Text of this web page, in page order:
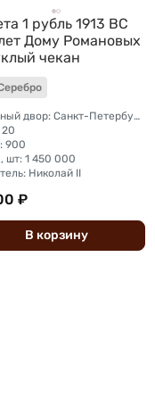
1 рубль 1913 ВС
Дому Романовых
чекан
Монетный двор: Санкт-Петербургский монетный двор
20
900
шт: 1 450 000
Николай II
₽
В корзину